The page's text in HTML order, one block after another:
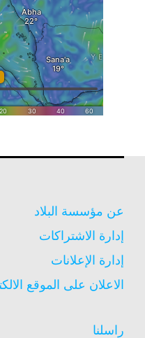
عن مؤسسة البلاد
إدارة الاشتراكات
إدارة الإعلانات
الاعلان على الموقع
راسلنا